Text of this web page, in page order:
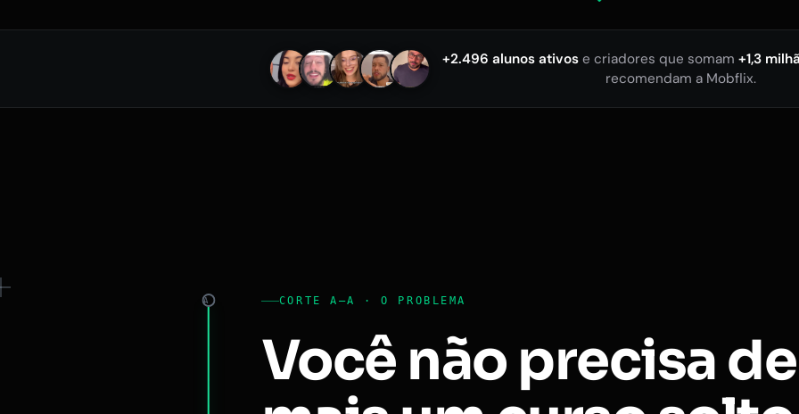
+2.496 alunos ativose criadores que somam +1,3
recomendam a Mobflix.
A CORTE A–A · O PROBLEMA
Você não precisa de